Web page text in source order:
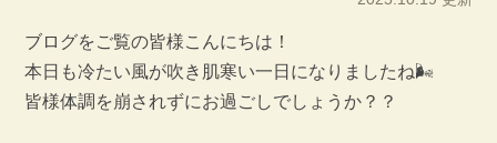
ブログをご覧の皆様こんにちは！
本日も冷たい風が吹き肌寒い一日になりましたね🌬
皆様体調を崩されずにお過ごしでしょうか？？